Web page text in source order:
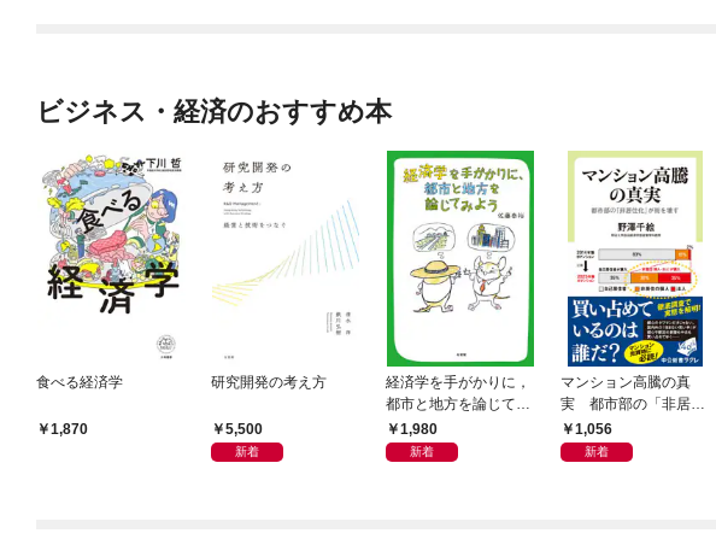
ビジネス・経済のおすすめ本
食べる経済学
1,870
研究開発の考え方
5,500
新着
経済学を手がかりに，
都市と地方を論じてみ
よう1,980
新着
マンション高騰の真
実 都市部の「非居住
化」が街を壊す
1,056
新着